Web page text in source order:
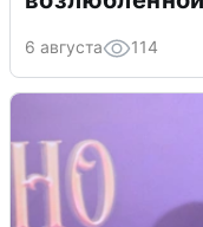
6 августа 114